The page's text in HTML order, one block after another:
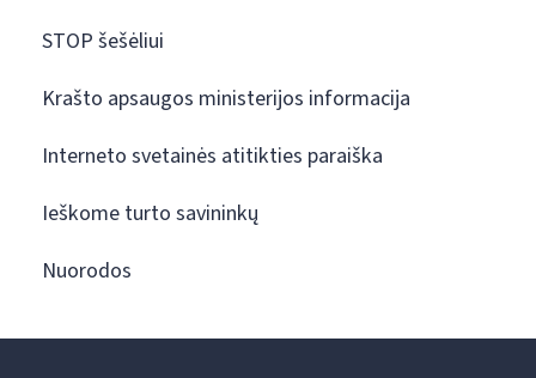
STOP šešėliui
Krašto apsaugos ministerijos informacija
Interneto svetainės atitikties paraiška
Ieškome turto savininkų
Nuorodos